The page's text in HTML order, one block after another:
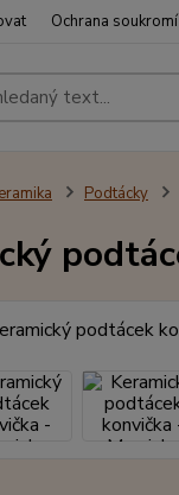
Ochrana soukromí
Podtácky